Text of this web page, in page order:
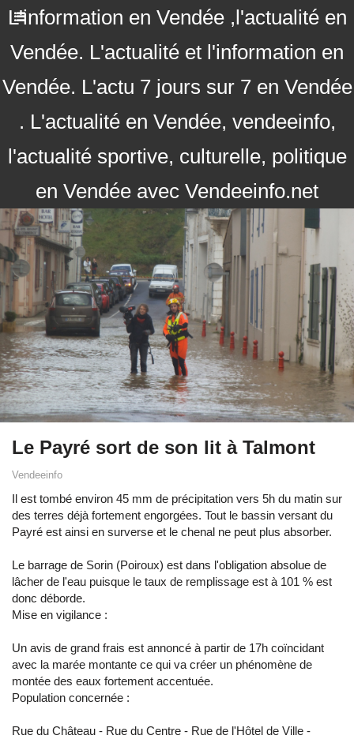
L'information en Vendée ,l'actualité en
Vendée. L'actualité et l'information en
Vendée. L'actu 7 jours sur 7 en Vendée
. L'actualité en Vendée, vendeeinfo,
l'actualité sportive, culturelle, politique
en Vendée avec Vendeeinfo.net
Le Payré sort de son lit à Talmont
Vendeeinfo
Il est tombé environ 45 mm de précipitation vers 5h du matin sur
des terres déjà fortement engorgées. Tout le bassin versant du
Payré est ainsi en surverse et le chenal ne peut plus absorber.
Le barrage de Sorin (Poiroux) est dans l'obligation absolue de
lâcher de l'eau puisque le taux de remplissage est à 101 % est
donc déborde.
Mise en vigilance :
Un avis de grand frais est annoncé à partir de 17h coïncidant
avec la marée montante ce qui va créer un phénomène de
montée des eaux fortement accentuée.
Population concernée :
Rue du Château - Rue du Centre - Rue de l'Hôtel de Ville -